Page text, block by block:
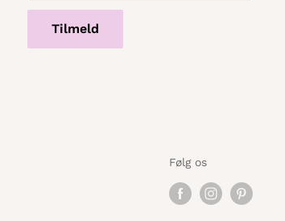
Tilmeld
Følg os